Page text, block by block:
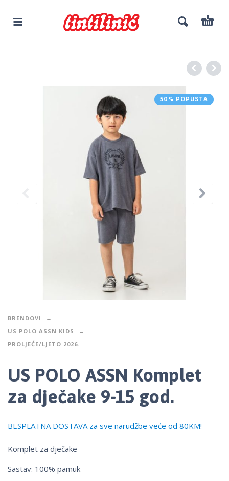
50% POPUSTA
BRENDOVI
US POLO ASSN KIDS
PROLJEĆE/LJETO 2026.
US POLO ASSN Komplet
za dječake 9-15 god.
BESPLATNA DOSTAVA za sve narudžbe veće od 80KM!
Komplet za dječake
Sastav: 100% pamuk